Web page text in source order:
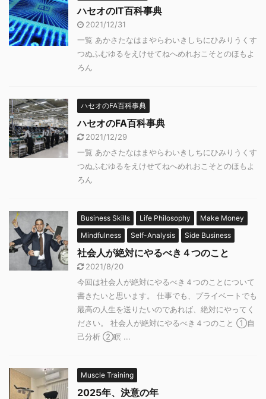
ハセオのIT百科事典
2021/12/31
一覧 あかさたなはまやらわいきしちにひみりうくす
つぬふむゆるをえけせてねへめれおこそとのほもよ
ろん
ハセオのFA百科事典
ハセオのFA百科事典
2021/12/29
一覧 あかさたなはまやらわいきしちにひみりうくす
つぬふむゆるをえけせてねへめれおこそとのほもよ
ろん
Business Skills Life Philosophy
Make Money
Mindfulness
Self-Analysis Side Business
社会人が絶対にやるべき４つのこと
2021/8/20
今回は社会人が絶対にやるべき４つのことについて
書きたいと思います。 仕事でも、プライベートでも
最高の人生を送りたいのであれば、絶対にやってく
ださい。 社会人が絶対にやるべき４つのこと ①自
己分析 ②瞑 ...
Muscle Training
2025年、決意の年